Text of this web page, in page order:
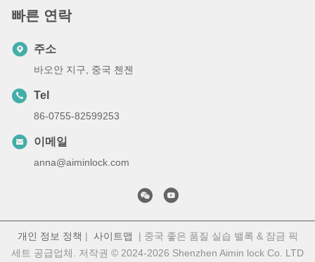
빠른 연락
주소
바오안 지구, 중국 첸젠
Tel
86-0755-82599253
이메일
anna@aiminlock.com
개인 정보 정책 | 사이트맵 | 중국 좋은 품질 실습 밸록 & 잠금 픽
세트 공급업체. 저작권 © 2024-2026 Shenzhen Aimin lock Co. LTD